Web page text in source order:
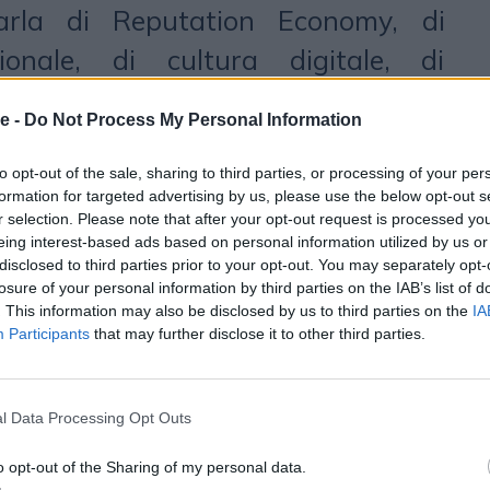
- Do Not Process My Personal Information
opt-out of the sale, sharing to third parties, or processing of your
for targeted advertising by us, please use the below opt-out
selection. Please note that after your opt-out request is processed
interest-based ads based on personal information utilized by us
to third parties prior to your opt-out. You may separately
of your personal information by third parties on the IAB’s list of
This information may also be disclosed by us to third parties on the
Participants that may further disclose it to other third parties.
Data Processing Opt Outs
opt-out of the Sharing of my personal data.
di Reputation Economy, di
di cultura digitale, di
raggiungere autorevolezza”,
“senza pensare che il
nelle sue definizioni e
conoscenza del mercato e
questo è necessario partire da
di identità semantica (Identity
ovvero la costruzione
da una semantica comune e
obiettivi ed empatia, ma
delle possibili criticità per